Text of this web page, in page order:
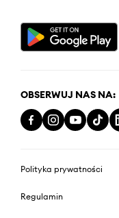
OBSERWUJ NAS NA:
Polityka prywatności
Regulamin